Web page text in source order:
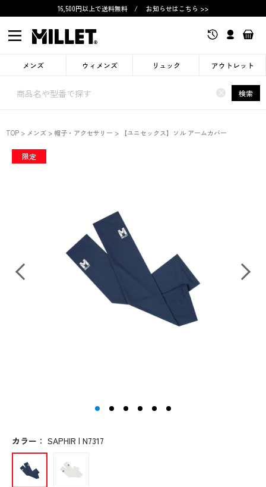
16,500円以上で送料無料 / お知らせはこちら >>
メンズ ウィメンズ リュック アウトレット
× 検索
TOP メンズ 帽子・アクセサリー 【ユニセックス】ソル アームカバー
限定
カラー ： SAPHIR | N7317